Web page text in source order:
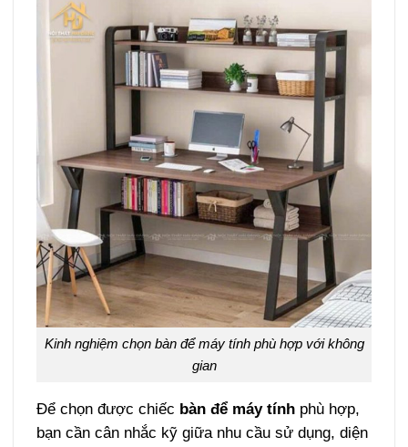
Kinh nghiệm chọn bàn để máy tính phù hợp với không
gian
Để chọn được chiếc bàn để máy tính phù hợp,
bạn cần cân nhắc kỹ giữa nhu cầu sử dụng, diện